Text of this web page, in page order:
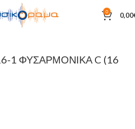
0 0,00
1 ΦΥΣΑΡΜΟΝΙΚΑ C (16